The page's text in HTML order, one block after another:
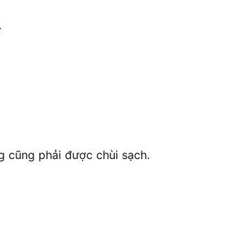
cũng phải được chùi sạch.